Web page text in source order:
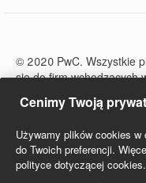
© 2020 PwC. Wszystkie
się do firm wchodzących
www.pwc.com/
prasowym o numerze
Cenimy Twoją
Używamy plików cookies
do Twoich preferencji.
polityce dotyczącej cookies.